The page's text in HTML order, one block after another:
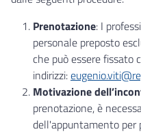
Prenotazione: I
personale preposto
che può essere
indirizzi:
Motivazione
prenotazione, è
dell'appuntamento per